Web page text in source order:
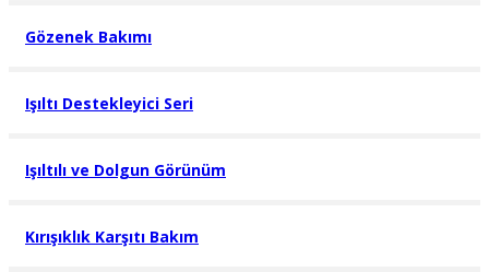
Gözenek Bakımı
Işıltı Destekleyici Seri
Işıltılı ve Dolgun Görünüm
Kırışıklık Karşıtı Bakım